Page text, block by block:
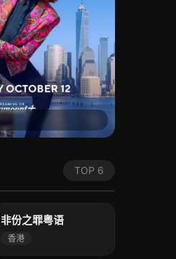
TOP 6
8.0
非份之罪粤语
香港